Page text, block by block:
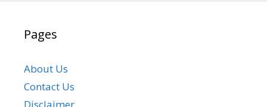
Pages
About Us
Contact Us